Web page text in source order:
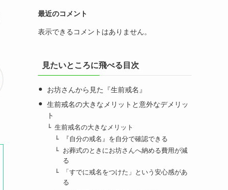
最近のコメント
表示できるコメントはありません。
見たいところに飛べる目次
お坊さんから見た『生前戒名』
生前戒名の大きなメリットと意外なデメリッ
ト
生前戒名の大きなメリット
『自分の戒名』を自分で確認できる
お葬式のときにお坊さんへ納める費用が減
る
「すでに戒名をつけた」という安心感があ
る